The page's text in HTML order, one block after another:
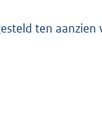
ten aanzien